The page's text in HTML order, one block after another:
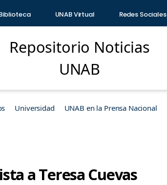
UNAB Virtual Redes Sociales
Repositorio Noticias
UNAB
Universidad UNAB en la Prensa Nacional
a Teresa Cuevas